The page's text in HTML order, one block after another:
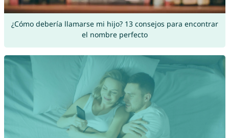
¿Cómo debería llamarse mi hijo? 13 consejos para encontrar
el nombre perfecto